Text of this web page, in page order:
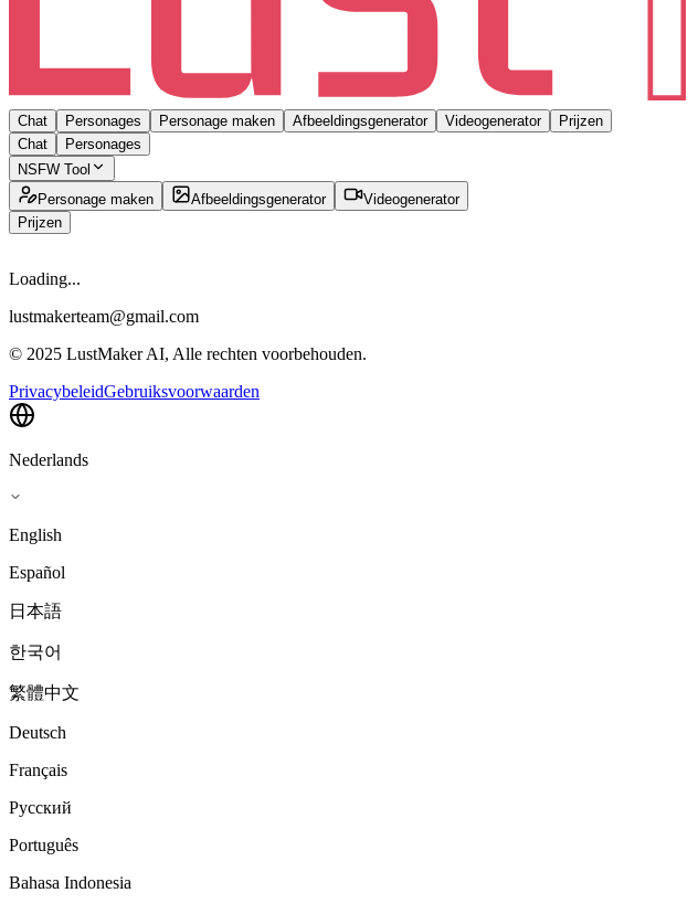
Chat Personages Personage maken Afbeeldingsgenerator Videogenerator
Prijzen
Chat
Personages
NSFW Tool
Personage maken
Afbeeldingsgenerator
Videogenerator
Prijzen
Loading...
lustmakerteam@gmail.com
© 2025 LustMaker AI, Alle rechten voorbehouden.
PrivacybeleidGebruiksvoorwaarden
Nederlands
English
Español
日本語
한국어
繁體中文
Deutsch
Français
Русский
Português
Bahasa Indonesia